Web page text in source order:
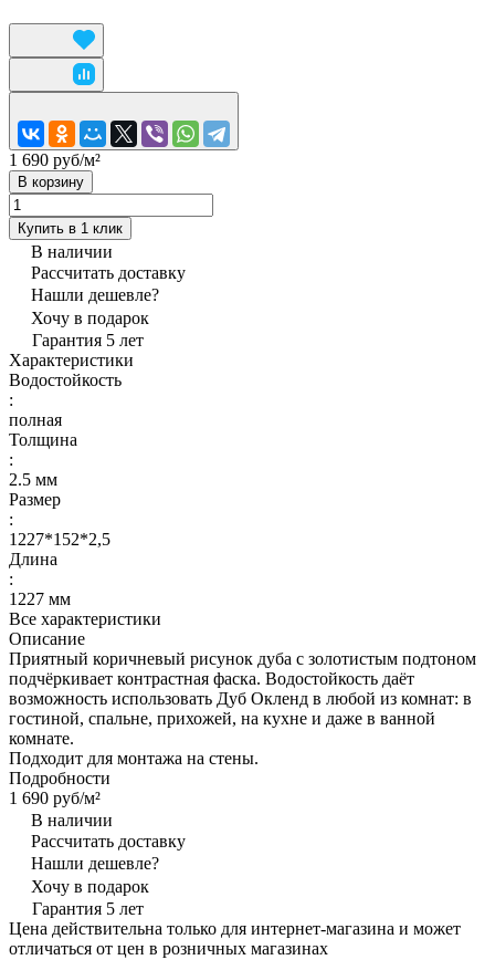
1 690 руб/м²
В корзину
Купить в 1 клик
В наличии
Рассчитать доставку
Нашли дешевле?
Хочу в подарок
Гарантия 5 лет
Характеристики
Водостойкость
:
полная
Толщина
:
2.5 мм
Размер
:
1227*152*2,5
Длина
:
1227 мм
Все характеристики
Описание
Приятный коричневый рисунок дуба с золотистым подтоном
подчёркивает контрастная фаска. Водостойкость даёт
возможность использовать Дуб Окленд в любой из комнат: в
гостиной, спальне, прихожей, на кухне и даже в ванной
комнате.
Подходит для монтажа на стены.
Подробности
1 690 руб/м²
В наличии
Рассчитать доставку
Нашли дешевле?
Хочу в подарок
Гарантия 5 лет
Цена действительна только для интернет-магазина и может
отличаться от цен в розничных магазинах